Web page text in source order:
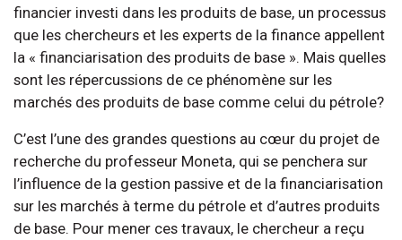
financier investi dans les produits de base, un processus
que les chercheurs et les experts de la finance appellent
la « financiarisation des produits de base ». Mais quelles
sont les répercussions de ce phénomène sur les
marchés des produits de base comme celui du pétrole?
C’est l’une des grandes questions au cœur du projet de
recherche du professeur Moneta, qui se penchera sur
l’influence de la gestion passive et de la financiarisation
sur les marchés à terme du pétrole et d’autres produits
de base. Pour mener ces travaux, le chercheur a reçu